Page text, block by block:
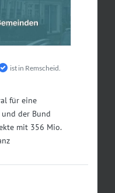
ist in Remscheid.
für eine
der Bund
mit 356 Mio.